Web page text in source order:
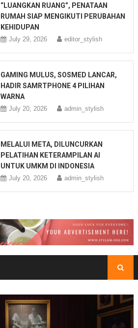
“LUANGKAN RUANG”, PENATAAN
RUMAH SIAP MENGIKUTI PERUBAHAN
KEHIDUPAN
July 29, 2026 editor_stylish
GAMING MULUS, SOSMED LANCAR,
HADIR SAMRTPHONE 4 PILIHAN
WARNA
July 20, 2026 admin_stylish
MELALUI META, DILUNCURKAN
PELATIHAN KETERAMPILAN AI
UNTUK UMKM DI INDONESIA
July 20, 2026 admin_stylish